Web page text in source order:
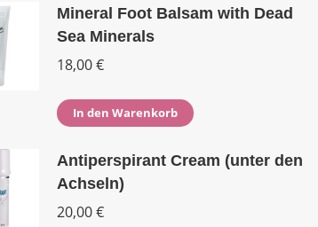
Mineral Foot Balsam with Dead
Sea Minerals
18,00€
In den Warenkorb
Antiperspirant Cream (unter den
Achseln)
20,00€